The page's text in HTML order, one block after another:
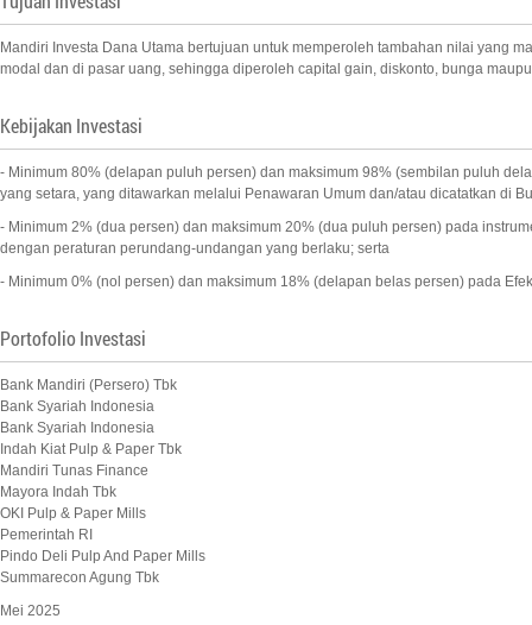
Mandiri Investa Dana Utama bertujuan untuk memperoleh tambahan nilai yang
modal dan di pasar uang, sehingga diperoleh capital gain, diskonto, bunga
Kebijakan Investasi
- Minimum 80% (delapan puluh persen) dan maksimum 98% (sembilan puluh
yang setara, yang ditawarkan melalui Penawaran Umum dan/atau dicatatkan di
- Minimum 2% (dua persen) dan maksimum 20% (dua puluh persen) pada
dengan peraturan perundang-undangan yang berlaku; serta
- Minimum 0% (nol persen) dan maksimum 18% (delapan belas persen) pada
Portofolio Investasi
Bank Mandiri (Persero) Tbk
Bank Syariah Indonesia
Bank Syariah Indonesia
Indah Kiat Pulp & Paper Tbk
Mandiri Tunas Finance
Mayora Indah Tbk
OKI Pulp & Paper Mills
Pemerintah RI
Pindo Deli Pulp And Paper Mills
Summarecon Agung Tbk
Mei 2025